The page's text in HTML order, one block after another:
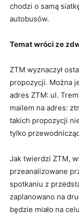
chodzi o samą
autobusów.
Temat wróci ze
ZTM wyznaczył
propozycji. Można
adres ZTM: ul.
mailem na adres:
takich propozycji
tylko
Jak twierdzi ZTM,
przeanalizowane
spotkaniu z
zaplanowano na
będzie miało na